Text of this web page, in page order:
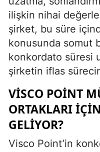
ilişkin nihai
şirket, bu süre
konusunda somut
konkordato süresi
şirketin iflas
VISCO POINT
ORTAKLARI
GELIYOR?
Visco Point’in